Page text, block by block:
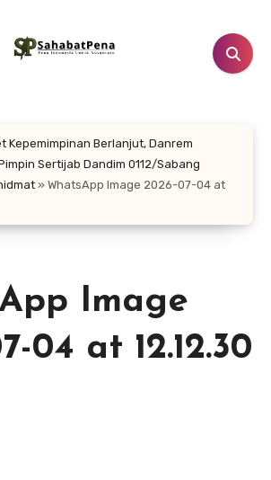
Kepemimpinan Berlanjut, Danrem
Sertijab Dandim 0112/Sabang
» WhatsApp Image 2026-07-04 at
Image
04 at 12.12.30